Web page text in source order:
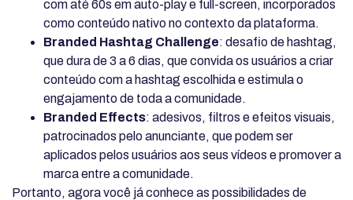
com até 60s em auto-play e full-screen, incorporados
como conteúdo nativo no contexto da plataforma.
Branded Hashtag Challenge: desafio de hashtag,
que dura de 3 a 6 dias, que convida os usuários a criar
conteúdo com a hashtag escolhida e estimula o
engajamento de toda a comunidade.
Branded Effects: adesivos, filtros e efeitos visuais,
patrocinados pelo anunciante, que podem ser
aplicados pelos usuários aos seus vídeos e promover a
marca entre a comunidade.
Portanto, agora você já conhece as possibilidades de